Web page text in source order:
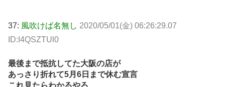
37: 風吹けば名無し 2020/05/01(金) 06:26:29.07
ID:I4QSZTUl0
最後まで抵抗してた大阪の店が
あっさり折れて5月6日まで休む宣言
これ見たらわかるやろ